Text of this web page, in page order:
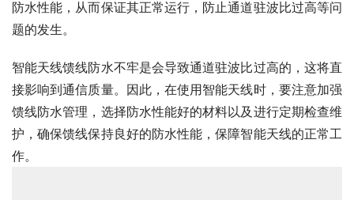
防水性能，从而保证其正常运行，防止通道驻波比过高等问
题的发生。
智能天线馈线防水不牢是会导致通道驻波比过高的，这将直
接影响到通信质量。因此，在使用智能天线时，要注意加强
馈线防水管理，选择防水性能好的材料以及进行定期检查维
护，确保馈线保持良好的防水性能，保障智能天线的正常工
作。